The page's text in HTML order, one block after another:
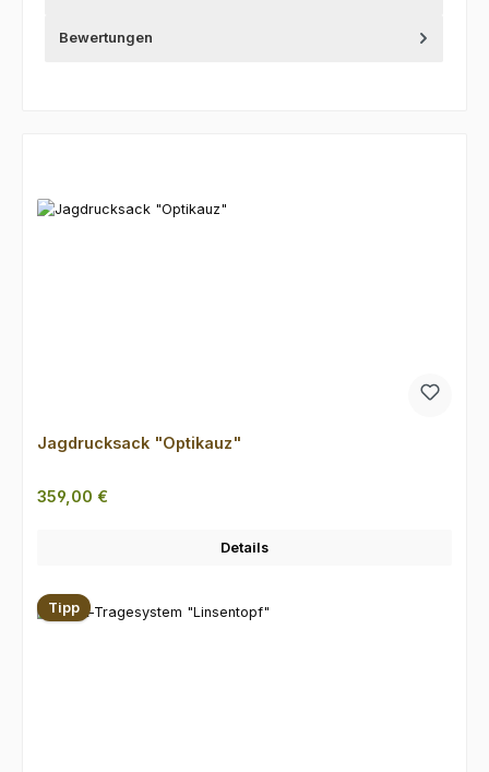
Bewertungen
Jagdrucksack "Optikauz"
Regulärer Preis:
359,00 €
Details
Tipp